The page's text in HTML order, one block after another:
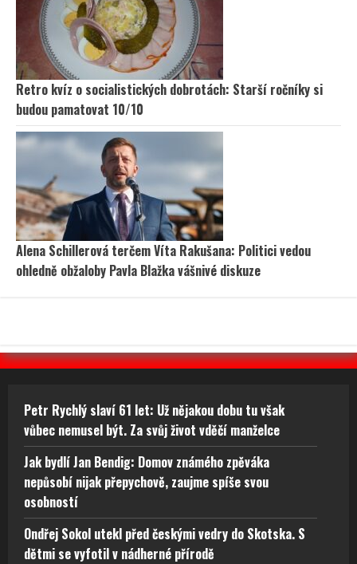
Retro kvíz o socialistických dobrotách: Starší ročníky si
budou pamatovat 10/10
Alena Schillerová terčem Víta Rakušana: Politici vedou
ohledně obžaloby Pavla Blažka vášnivé diskuze
Petr Rychlý slaví 61 let: Už nějakou dobu tu však
vůbec nemusel být. Za svůj život vděčí manželce
Jak bydlí Jan Bendig: Domov známého zpěváka
nepůsobí nijak přepychově, zaujme spíše svou
osobností
Ondřej Sokol utekl před českými vedry do Skotska. S
dětmi se vyfotil v nádherné přírodě